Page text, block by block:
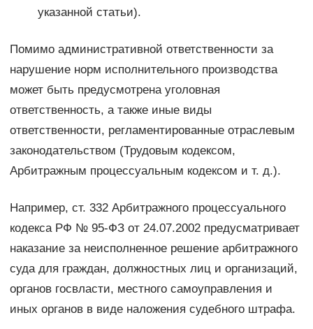
указанной статьи).
Помимо административной ответственности за
нарушение норм исполнительного производства
может быть предусмотрена уголовная
ответственность, а также иные виды
ответственности, регламентированные отраслевым
законодательством (Трудовым кодексом,
Арбитражным процессуальным кодексом и т. д.).
Например, ст. 332 Арбитражного процессуального
кодекса РФ № 95-ФЗ от 24.07.2002 предусматривает
наказание за неисполненное решение арбитражного
суда для граждан, должностных лиц и организаций,
органов госвласти, местного самоуправления и
иных органов в виде наложения судебного штрафа.